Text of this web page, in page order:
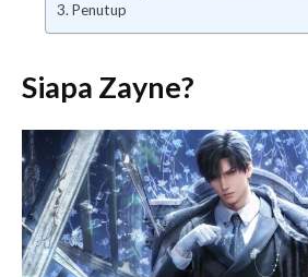
Penutup
Siapa Zayne?